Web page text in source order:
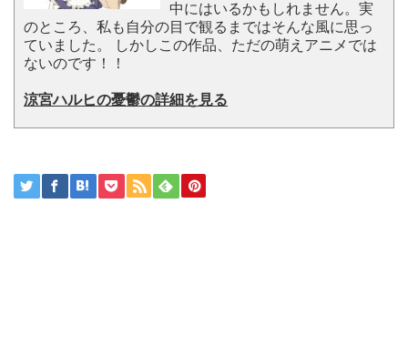
中にはいるかもしれません。実
のところ、私も自分の目で観るまではそんな風に思っ
ていました。 しかしこの作品、ただの萌えアニメでは
ないのです！！
涼宮ハルヒの憂鬱の詳細を見る